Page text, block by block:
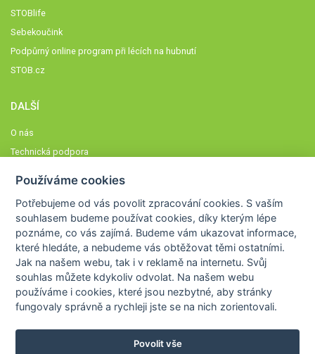
STOBlife
Sebekoučink
Podpůrný online program při lécích na hubnutí
STOB.cz
DALŠÍ
O nás
Technická podpora
Členové STOBklubu
Zásady nakládání s osobními údaji
Otestujte se
Spočítejte si
Výzva 52
Používáme cookies
Potřebujeme od vás povolit zpracování cookies. S vaším
souhlasem budeme používat cookies, díky kterým lépe
poznáme,co vás zajímá. Budeme vám ukazovat informace,
které hledáte, a nebudeme vás obtěžovat těmi ostatními.
Jak na našem webu, tak i v reklamě na internetu. Svůj
souhlas můžete kdykoliv odvolat. Na našem webu
používáme i cookies, které jsou nezbytné, aby stránky
fungovaly správně a rychleji jste se na nich zorientovali.
Povolit vše